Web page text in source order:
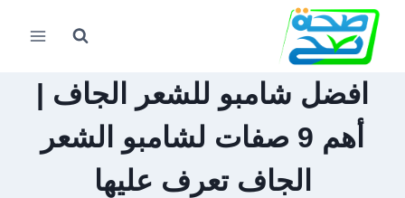
التجاوز
المحتوى
افضل شامبو للشعر الجاف |
أهم 9 صفات لشامبو الشعر
الجاف تعرف عليها